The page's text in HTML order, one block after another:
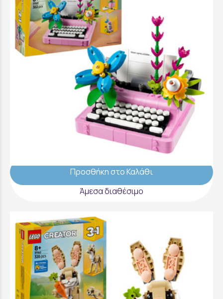
LEGO Creator Typewriter With Flowers -
31169
31,99 €
Προσθήκη στο Καλάθι
Άμεσα διαθέσιμο